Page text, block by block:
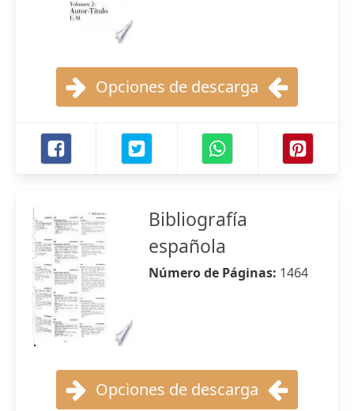
Opciones de descarga
Bibliografía
española
Número de Páginas: 1464
Opciones de descarga